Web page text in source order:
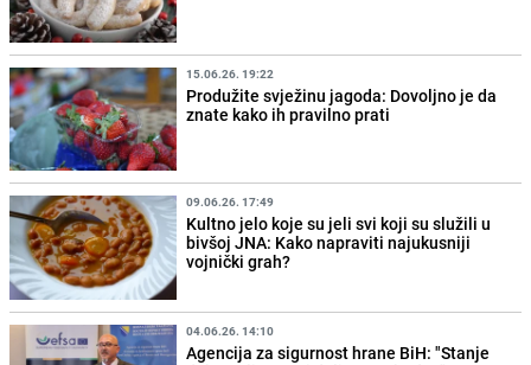
15.06.26. 19:22
Produžite svježinu jagoda: Dovoljno je da
znate kako ih pravilno prati
09.06.26. 17:49
Kultno jelo koje su jeli svi koji su služili u
bivšoj JNA: Kako napraviti najukusniji
vojnički grah?
04.06.26. 14:10
Agencija za sigurnost hrane BiH: "Stanje